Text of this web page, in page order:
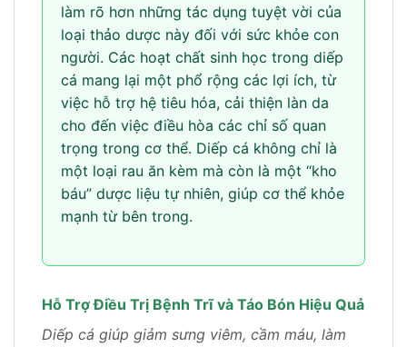
làm rõ hơn những tác dụng tuyệt vời của
loại thảo dược này đối với sức khỏe con
người. Các hoạt chất sinh học trong diếp
cá mang lại một phổ rộng các lợi ích, từ
việc hỗ trợ hệ tiêu hóa, cải thiện làn da
cho đến việc điều hòa các chỉ số quan
trọng trong cơ thể. Diếp cá không chỉ là
một loại rau ăn kèm mà còn là một “kho
báu” dược liệu tự nhiên, giúp cơ thể khỏe
mạnh từ bên trong.
Hỗ Trợ Điều Trị Bệnh Trĩ và Táo Bón Hiệu Quả
Diếp cá giúp giảm sưng viêm, cầm máu, làm